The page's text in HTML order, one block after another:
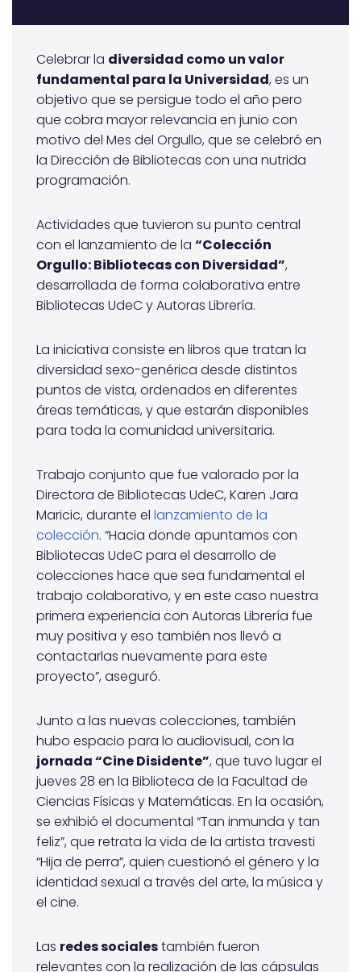
Celebrar la diversidad como un valor
fundamental para la Universidad, es un
objetivo que se persigue todo el año pero
que cobra mayor relevancia en junio con
motivo del Mes del Orgullo, que se celebró en
la Dirección de Bibliotecas con una nutrida
programación.
Actividades que tuvieron su punto central
con el lanzamiento de la “Colección
Orgullo: Bibliotecas con Diversidad”,
desarrollada de forma colaborativa entre
Bibliotecas UdeC y Autoras Librería.
La iniciativa consiste en libros que tratan la
diversidad sexo-genérica desde distintos
puntos de vista, ordenados en diferentes
áreas temáticas, y que estarán disponibles
para toda la comunidad universitaria.
Trabajo conjunto que fue valorado por la
Directora de Bibliotecas UdeC, Karen Jara
Maricic, durante el lanzamiento de la
colección. “Hacia donde apuntamos con
Bibliotecas UdeC para el desarrollo de
colecciones hace que sea fundamental el
trabajo colaborativo, y en este caso nuestra
primera experiencia con Autoras Librería fue
muy positiva y eso también nos llevó a
contactarlas nuevamente para este
proyecto”, aseguró.
Junto a las nuevas colecciones, también
hubo espacio para lo audiovisual, con la
jornada “Cine Disidente”, que tuvo lugar el
jueves 28 en la Biblioteca de la Facultad de
Ciencias Físicas y Matemáticas. En la ocasión,
se exhibió el documental “Tan inmunda y tan
feliz”, que retrata la vida de la artista travesti
“Hija de perra”, quien cuestionó el género y la
identidad sexual a través del arte, la música y
el cine.
Las redes socialestambién fueron
relevantes con la realización de las cápsulas